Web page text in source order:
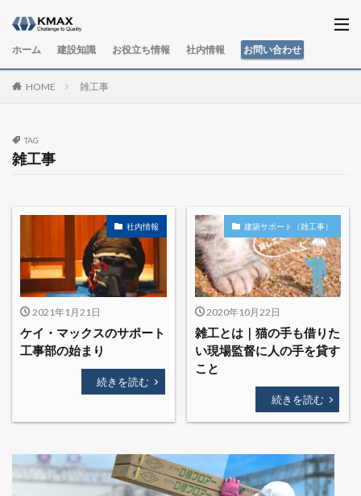
ホーム 建設知識 お役立ち情報 社内情報 お問い合わせ
HOME 雑工事
TAG
雑工事
社内情報
2021年1月21日
ケイ・マックスのサポート
工事部の始まり
続きを読む
建築サポート（雑工事）
2020年10月22日
雑工とは｜猫の手も借りた
い現場監督に人の手を貸す
こと
続きを読む